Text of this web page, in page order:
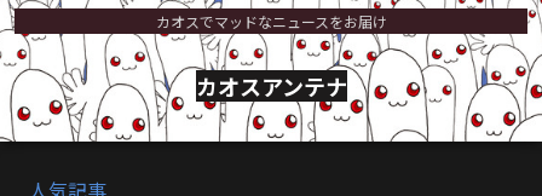
カオスでマッドなニュースをお届け
カオスアンテナ